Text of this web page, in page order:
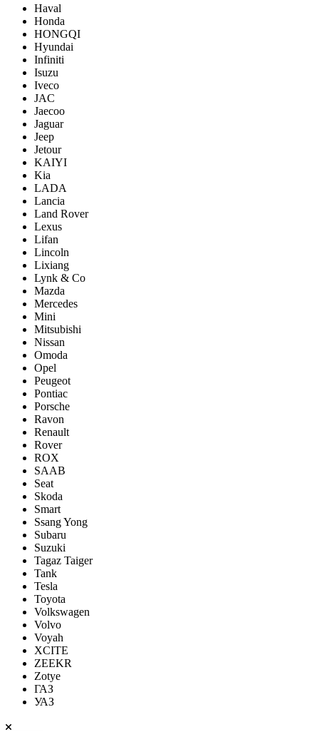
Haval
Honda
HONGQI
Hyundai
Infiniti
Isuzu
Iveco
JAC
Jaecoo
Jaguar
Jeep
Jetour
KAIYI
Kia
LADA
Lancia
Land Rover
Lexus
Lifan
Lincoln
Lixiang
Lynk & Co
Mazda
Mercedes
Mini
Mitsubishi
Nissan
Omoda
Opel
Peugeot
Pontiac
Porsсhe
Ravon
Renault
Rover
ROX
SAAB
Seat
Skoda
Smart
Ssang Yong
Subaru
Suzuki
Tagaz Taiger
Tank
Tesla
Toyota
Volkswagen
Volvo
Voyah
XCITE
ZEEKR
Zotye
ГАЗ
УАЗ